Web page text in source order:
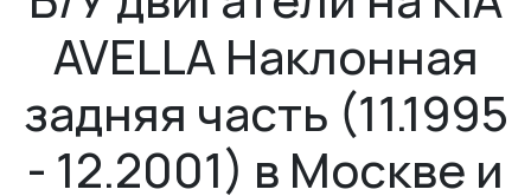
AVELLA Наклонная
задняя часть (11.1995
- 12.2001) в Москве и